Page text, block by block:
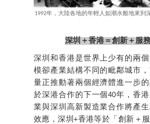
1992年，大陸各地的年輕人如潮水般地來到
深圳＋香港＝創新＋服
深圳和香港是世界上少有的兩
模卻產業結構不同的毗鄰城市
量正推動著兩個經濟體進一步
於深港合作的下一個40年，香
業與深圳高新製造業合作將產生
效應，深圳+香港等於「創新＋